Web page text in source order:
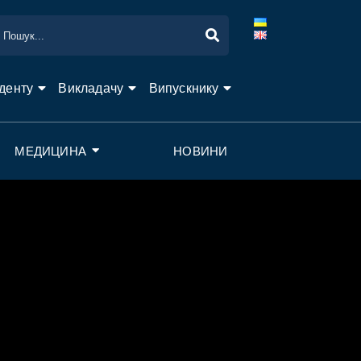
Викладачу Випускнику
МЕДИЦИНА НОВИНИ